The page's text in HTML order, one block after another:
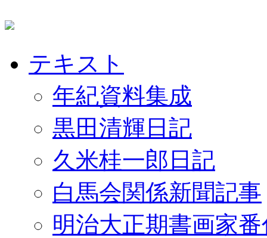
テキスト
年紀資料集成
黒田清輝日記
久米桂一郎日記
白馬会関係新聞記事
明治大正期書画家